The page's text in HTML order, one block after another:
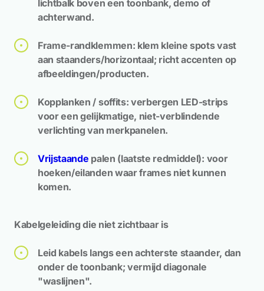
lichtbalk boven een toonbank, demo of
achterwand.
Frame-randklemmen: klem kleine spots vast
aan staanders/horizontaal; richt accenten op
afbeeldingen/producten.
Kopplanken / soffits: verbergen LED-strips
voor een gelijkmatige, niet-verblindende
verlichting van merkpanelen.
Vrijstaande palen (laatste redmiddel): voor
hoeken/eilanden waar frames niet kunnen
komen.
Kabelgeleiding die niet zichtbaar is
Leid kabels langs een achterste staander, dan
onder de toonbank; vermijd diagonale
"waslijnen".